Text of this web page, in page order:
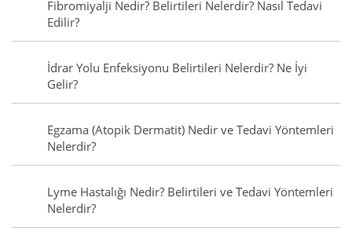
Fibromiyalji Nedir? Belirtileri Nelerdir? Nasıl Tedavi
Edilir?
İdrar Yolu Enfeksiyonu Belirtileri Nelerdir? Ne İyi
Gelir?
Egzama (Atopik Dermatit) Nedir ve Tedavi Yöntemleri
Nelerdir?
Lyme Hastalığı Nedir? Belirtileri ve Tedavi Yöntemleri
Nelerdir?